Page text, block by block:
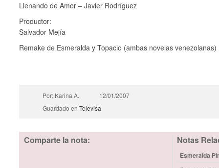
Llenando de Amor – Javier Rodríguez
Productor:
Salvador Mejía
Remake de Esmeralda y Topacio (ambas novelas venezolanas)
Por: Karina A.
12/01/2007
Guardado en Televisa
Comparte la nota: Notas
Esmeralda